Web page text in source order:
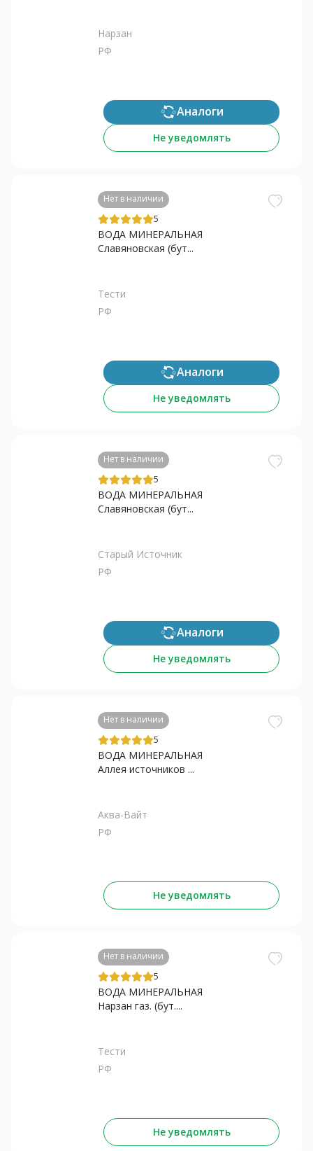
Нарзан
РФ
Аналоги
Не уведомлять
Нет в наличии
5
ВОДА МИНЕРАЛЬНАЯ
Славяновская (бут...
Тести
РФ
Аналоги
Не уведомлять
Нет в наличии
5
ВОДА МИНЕРАЛЬНАЯ
Славяновская (бут...
Старый Источник
РФ
Аналоги
Не уведомлять
Нет в наличии
5
ВОДА МИНЕРАЛЬНАЯ
Аллея источников ...
Аква-Вайт
РФ
Не уведомлять
Нет в наличии
5
ВОДА МИНЕРАЛЬНАЯ
Нарзан газ. (бут....
Тести
РФ
Не уведомлять